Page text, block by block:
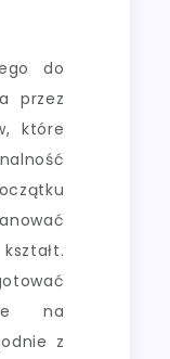
do
przez
które
je na
z